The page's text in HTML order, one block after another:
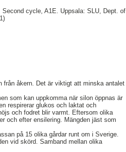
Second cycle, A1E. Uppsala: SLU, Dept. of
från åkern. Det är viktigt att minska antalet
som kan uppkomma när silon öppnas är
respirerar glukos och laktat och
och fodret blir varmt. Eftersom olika
och efter ensilering. Mängden jäst som
på 15 olika gårdar runt om i Sverige.
vid skörd. Samband mellan olika